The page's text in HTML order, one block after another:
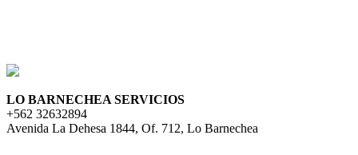
LO BARNECHEA SERVICIOS
+562 32632894
Avenida La Dehesa 1844, Of. 712, Lo Barnechea